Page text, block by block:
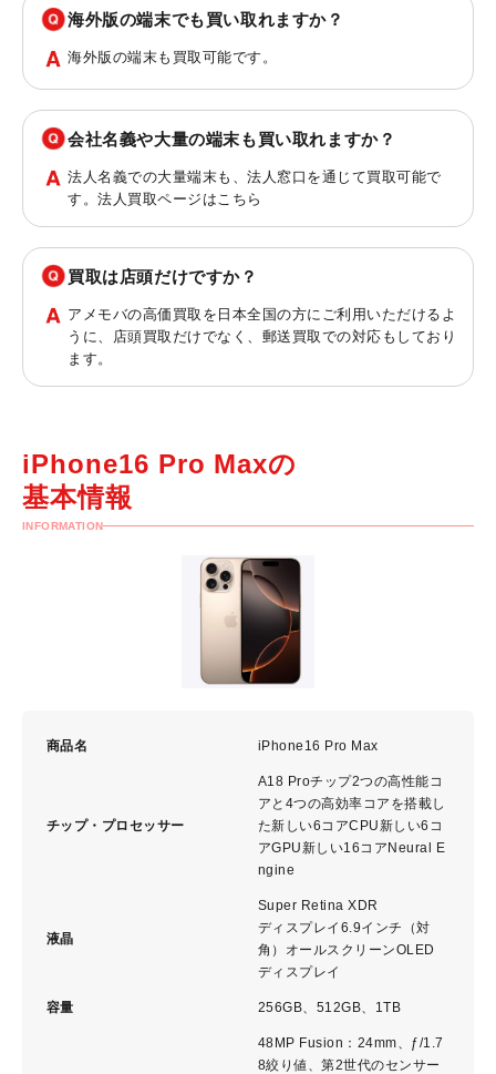
海外版の端末でも買い取れますか？
海外版の端末も買取可能です。
会社名義や大量の端末も買い取れますか？
法人名義での大量端末も、法人窓口を通じて買取可能で
す。法人買取ページは こちら
買取は店頭だけですか？
アメモバの高価買取を日本全国の方にご利用いただけるよ
うに、店頭買取だけでなく、郵送買取での対応もしており
ます。
iPhone16 Pro Maxの
基本情報
INFORMATION
商品名 iPhone16 Pro Max
チップ・プロセッサー
A18 Proチップ2つの高性能コ
アと4つの高効率コアを搭載し
た新しい6 コ ア C P U新しい6コ
アGPU新しい16コアNeural E
ngine
液晶
Super Retina XDR
デ ィ ス プ レ イ6.9インチ（対
角）オールスクリーンOLED
デ ィ ス プ レ イ
容量 256GB、512GB、1TB
48MP Fusion：24mm、ƒ/1.7
8絞り値、第2世代のセンサー